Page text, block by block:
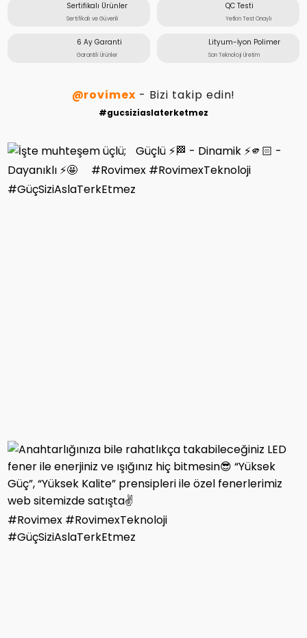
Sertifikalı Ürünler
Sertifikalı ve Güvenli
QC Testi
Yetkin Test Onaylı
6 Ay Garanti
Garantili Ürünler
Lityum-İyon Polimer
Son Teknoloji Üretim
@rovimex - Bizi takip edin!
#gucsiziaslaterketmez